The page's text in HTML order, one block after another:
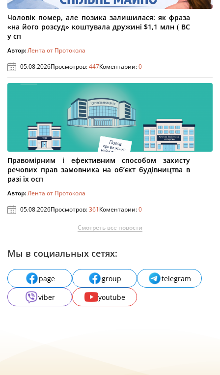
Чоловік помер, але позика залишилася: як фраза
«на його розсуд» коштувала дружині $1,1 млн ( ВС
у сп
Автор:Лента от Протокола
05.08.2026Просмотров:447Коментарии:0
Правомірним і ефективним способом захисту
речових прав замовника на об’єкт будівництва в
разі їх осп
Автор:Лента от Протокола
05.08.2026Просмотров:361Коментарии:0
Смотреть все новости
Мы в социальных сетях:
page group
telegram
viber
youtube